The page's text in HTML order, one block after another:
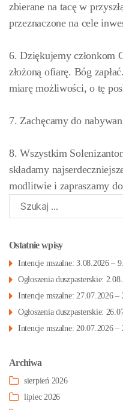
zbierane na tacę w
przeznaczone na cele
6. Dziękujemy członkom
złożoną ofiarę. Bóg
miarę możliwości, o tę
7. Zachęcamy do
8. Wszystkim
składamy
modlitwie i zapraszamy
Szukaj:
Ostatnie wpisy
Intencje mszalne: 3.08.2026 –
Ogłoszenia duszpasterskie:
Intencje mszalne: 27.07.2026 –
Ogłoszenia duszpasterskie:
Intencje mszalne: 20.07.2026 –
Archiwa
sierpień 2026
lipiec 2026